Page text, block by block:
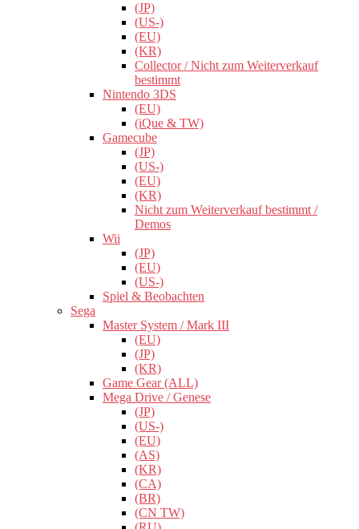
(JP)
(US-)
(EU)
(KR)
Collector / Nicht zum Weiterverkauf
bestimmt
Nintendo 3DS
(EU)
(iQue & TW)
Gamecube
(JP)
(US-)
(EU)
(KR)
Nicht zum Weiterverkauf bestimmt /
Demos
Wii
(JP)
(EU)
(US-)
Spiel & Beobachten
Sega
Master System / Mark III
(EU)
(JP)
(KR)
Game Gear (ALL)
Mega Drive / Genese
(JP)
(US-)
(EU)
(AS)
(KR)
(CA)
(BR)
(CN TW)